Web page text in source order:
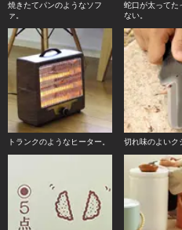
焼きたてパンのようなソフ
ァ。
蛇口が太ってた
ない。
トランクのようなヒーター。 切れ味のよいク